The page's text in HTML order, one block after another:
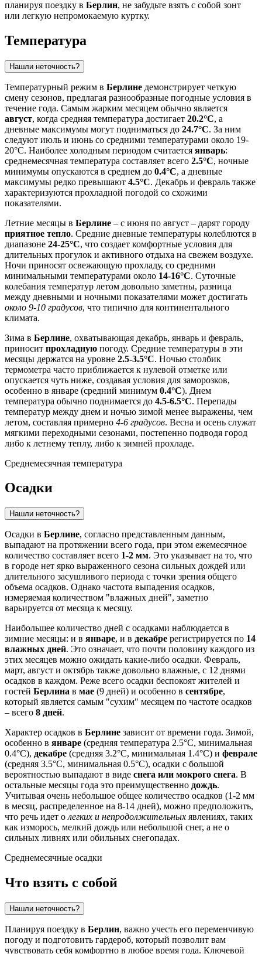
планируя поездку в Берлин, не забудьте взять с собой зонт
или легкую непромокаемую куртку.
Температура
Нашли неточность?
Температурный режим в Берлине демонстрирует четкую
смену сезонов, предлагая разнообразные погодные условия в
течение года. Самым жарким месяцем обычно является
август, когда средняя температура достигает 20.2°C, а
дневные максимумы могут подниматься до 24.7°C. За ним
следуют июль и июнь со средними температурами около 19-
20°C. Наиболее холодным периодом считается январь:
среднемесячная температура составляет всего 2.5°C, ночные
минимумы опускаются в среднем до 0.4°C, а дневные
максимумы редко превышают 4.5°C. Декабрь и февраль также
характеризуются прохладной погодой со схожими
показателями.
Летние месяцы в Берлине – с июня по август – дарят городу
приятное тепло. Средние дневные температуры колеблются в
диапазоне 24-25°C, что создает комфортные условия для
длительных прогулок и активного отдыха на свежем воздухе.
Ночи приносят освежающую прохладу, со средними
минимальными температурами около 14-16°C. Суточные
колебания температур летом довольно заметны, разница
между дневными и ночными показателями может достигать
около 9-10 градусов, что типично для континентального
климата.
Зима в Берлине, охватывающая декабрь, январь и февраль,
приносит прохладную погоду. Средние температуры в эти
месяцы держатся на уровне 2.5-3.5°C. Ночью столбик
термометра часто приближается к нулевой отметке или
опускается чуть ниже, создавая условия для заморозков,
особенно в январе (средний минимум 0.4°C). Днем
температура обычно поднимается до 4.5-6.5°C. Перепады
температур между днем и ночью зимой менее выражены, чем
летом, составляя примерно 4-6 градусов. Весна и осень служат
мягкими переходными сезонами, постепенно подводя город
либо к летнему теплу, либо к зимней прохладе.
Среднемесячная температура
Осадки
Нашли неточность?
Осадки в Берлине, согласно представленным данным,
выпадают на протяжении всего года, при этом ежемесячное
количество составляет всего 1-2 мм. Это указывает на то, что
в городе нет ярко выраженного сезона сильных дождей или
длительного засушливого периода с точки зрения общего
объема осадков. Однако частота выпадения осадков,
измеряемая количеством "влажных дней", заметно
варьируется от месяца к месяцу.
Наибольшее количество дней с осадками наблюдается в
зимние месяцы: и в январе, и в декабре регистрируется по 14
влажных дней. Это означает, что почти половину каждого из
этих месяцев можно ожидать какие-либо осадки. Февраль,
март, август и октябрь также довольно влажные, с 12 днями
осадков в каждом. Реже всего осадки беспокоят жителей и
гостей Берлина в мае (9 дней) и особенно в сентябре,
который является самым "сухим" месяцем по частоте осадков
– всего 8 дней.
Характер осадков в Берлине зависит от времени года. Зимой,
особенно в январе (средняя температура 2.5°C, минимальная
0.4°C), декабре (средняя 3.2°C, минимальная 1.4°C) и феврале
(средняя 3.5°C, минимальная 0.5°C), осадки с большой
вероятностью выпадают в виде снега или мокрого снега. В
остальные месяцы года это преимущественно дождь.
Учитывая очень небольшое общее количество осадков (1-2 мм
в месяц, распределенное на 8-14 дней), можно предположить,
что речь идет о легких и непродолжительных явлениях, таких
как изморось, мелкий дождь или небольшой снег, а не о
сильных ливнях или обильных снегопадах.
Среднемесячные осадки
Что взять с собой
Нашли неточность?
Планируя поездку в Берлин, важно учесть его переменчивую
погоду и подготовить гардероб, который позволит вам
чувствовать себя комфортно в любое время года. Ключевой